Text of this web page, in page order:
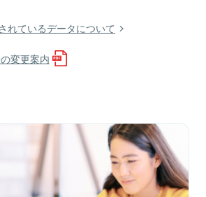
れているデータについて
変更案内